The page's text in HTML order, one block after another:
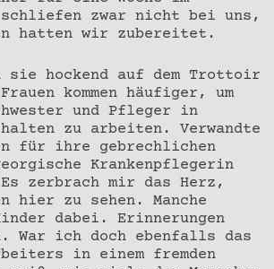
zwar nicht bei uns,
hatten wir zubereitet.
sie hockend auf dem Trottoir
kommen häufiger, um
und Pfleger in
zu arbeiten. Verwandte
für ihre gebrechlichen
Krankenpflegerin
zerbrach mir das Herz,
hier zu sehen. Manche
dabei. Erinnerungen
War ich doch ebenfalls das
in einem fremden